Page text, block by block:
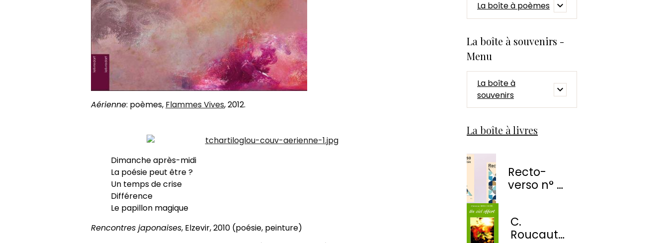
Aérienne: poèmes, Flammes Vives, 2012.
Dimanche après-midi
La poésie peut être ?
Un temps de crise
Différence
Le papillon magique
Rencontres japonaises, Elzevir, 2010 (poésie, peinture)
La boîte à poèmes
La boîte à souvenirs -
Menu
La boîte à
souvenirs
La boîte à livres
Recto-
verso n° 1
Éditions
C.
Roucaute